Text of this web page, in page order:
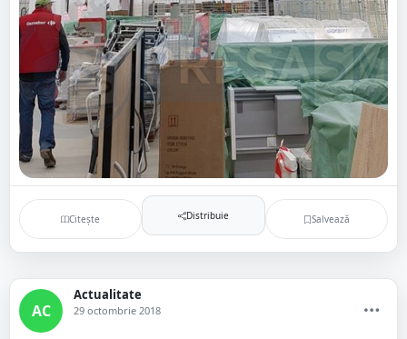
Citește Distribuie Salvează
AC
Actualitate
29 octombrie 2018